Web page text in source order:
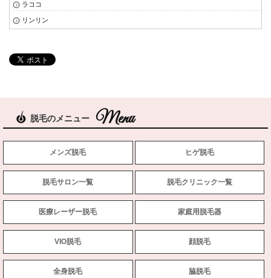
ラココ
リンリン
脱毛のメニュー
メンズ脱毛 ヒゲ脱毛
脱毛サロン一覧 脱毛クリニック一覧
医療レーザー脱毛 家庭用脱毛器
VIO脱毛 顔脱毛
全身脱毛 脇脱毛